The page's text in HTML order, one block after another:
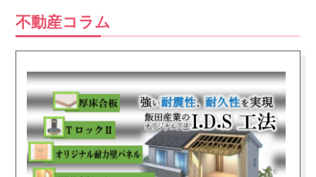
不動産コラム